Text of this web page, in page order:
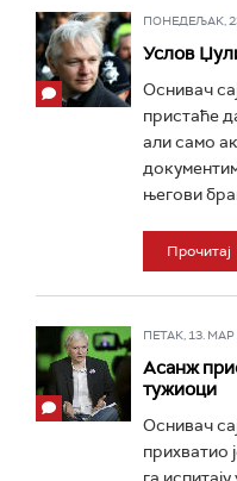
ПОНЕДЕЉАК,
Услов
Оснивач
пристаће
али само
његови
Прочитај
ПЕТАК, 13. МАР
Асанж
тужиоци
Оснивач
прихватио